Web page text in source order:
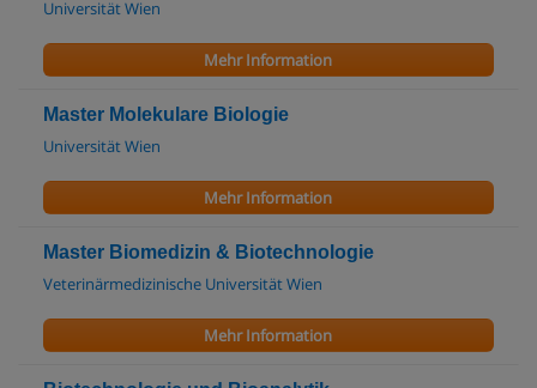
Universität Wien
Mehr Information
Master Molekulare Biologie
Universität Wien
Mehr Information
Master Biomedizin & Biotechnologie
Veterinärmedizinische Universität Wien
Mehr Information